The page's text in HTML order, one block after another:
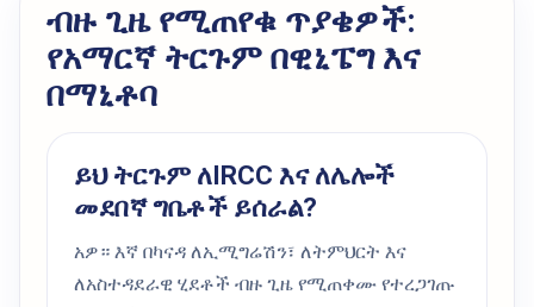
ብዙ ጊዜ የሚጠየቁ ጥያቄዎች:
የአማርኛ ትርጉም በዊኒፔግ እና
በማኒቶባ
ይህ ትርጉም ለIRCC እና ለሌሎች
መደበኛ ግቤቶች ይሰራል?
አዎ። እኛ በካናዳ ለኢሚግሬሽን፣ ለትምህርት እና
ለአስተዳደራዊ ሂደቶች ብዙ ጊዜ የሚጠቀሙ የተረጋገጡ